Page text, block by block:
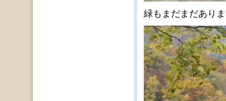
緑もまだまだあり